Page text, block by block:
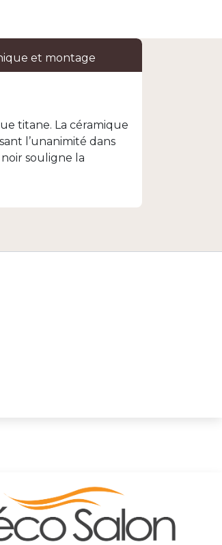
et montage
titane. La céramique
l’unanimité dans
souligne la